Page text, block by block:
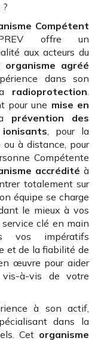
?
Compétent
offre un
aux acteurs du
organisme agréé
dans son
radioprotection.
pour une mise en
prévention des
, pour la
à distance, pour
Compétente
accrédité à
totalement sur
équipe se charge
le mieux à vos
service clé en main
vos impératifs
et de la fiabilité de
œuvre pour aider
à-vis de votre
à son actif,
dans la
Cet organisme